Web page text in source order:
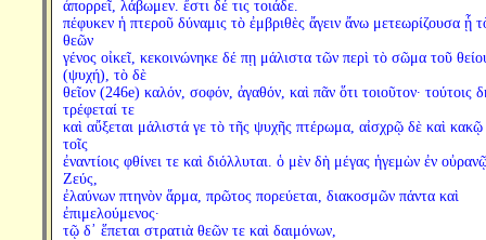
ἀπορρεῖ, λάβωμεν. ἔστι δέ τις τοιάδε.
πέφυκεν ἡ πτεροῦ δύναμις τὸ ἐμβριθὲς ἄγειν ἄνω μετεωρίζουσα ᾗ
θεῶν
γένος οἰκεῖ, κεκοινώνηκε δέ πῃ μάλιστα τῶν περὶ τὸ σῶμα τοῦ
(ψυχή), τὸ δὲ
θεῖον (246e) καλόν, σοφόν, ἀγαθόν, καὶ πᾶν ὅτι τοιοῦτον· τούτοις
τρέφεταί τε
καὶ αὔξεται μάλιστά γε τὸ τῆς ψυχῆς πτέρωμα, αἰσχρῷ δὲ καὶ κακῷ
τοῖς
ἐναντίοις φθίνει τε καὶ διόλλυται. ὁ μὲν δὴ μέγας ἡγεμὼν ἐν
Ζεύς,
ἐλαύνων πτηνὸν ἅρμα, πρῶτος πορεύεται, διακοσμῶν πάντα καὶ
ἐπιμελούμενος·
τῷ δ᾽ ἕπεται στρατιὰ θεῶν τε καὶ δαιμόνων,